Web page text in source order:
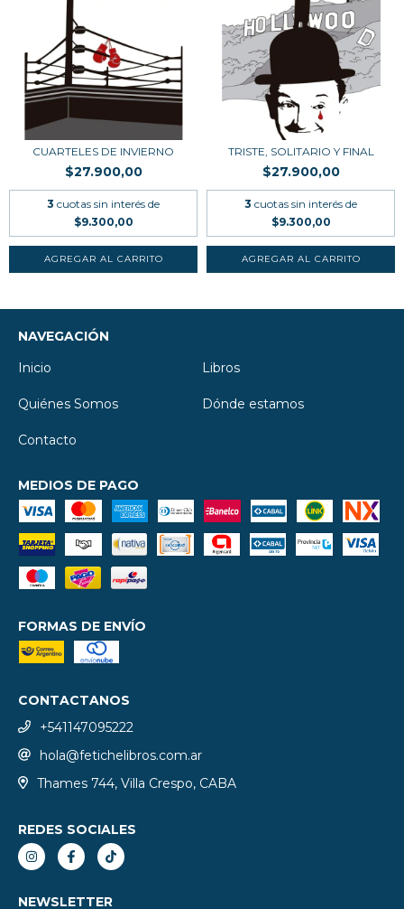
CUARTELES DE INVIERNO
$27.900,00
3 cuotas sin interés de
$9.300,00
TRISTE, SOLITARIO Y FINAL
$27.900,00
3 cuotas sin interés de
$9.300,00
NAVEGACIÓN
Inicio
Libros
Quiénes Somos Dónde estamos
Contacto
MEDIOS DE PAGO
FORMAS DE ENVÍO
CONTACTANOS
+541147095222
hola@fetichelibros.com.ar
Thames 744, Villa Crespo, CABA
REDES SOCIALES
NEWSLETTER